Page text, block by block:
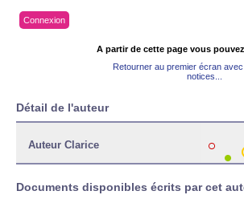
Connexion
A partir de cette page vous
Retourner au premier écran
notices...
Détail de l'auteur
Auteur Clarice
Documents disponibles écrits par cet